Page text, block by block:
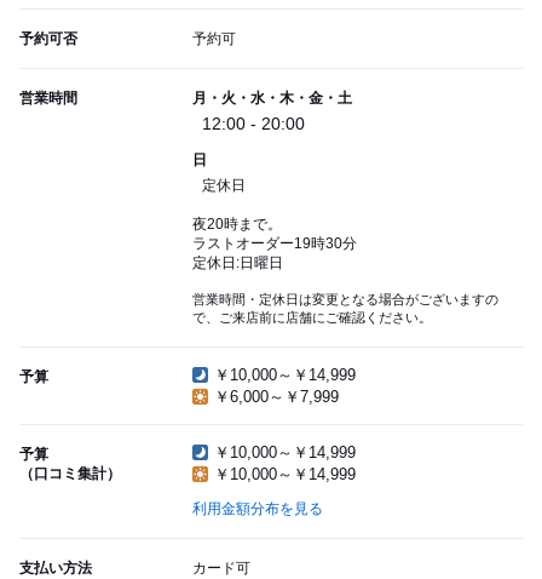
予約可否 予約可
営業時間 月・火・水・木・金・土
12:00 - 20:00
日
定休日
夜20時まで。
ラストオーダー19時30分
定休日:日曜日
営業時間・定休日は変更となる場合がございますの
で、ご来店前に店舗にご確認ください。
予算
￥10,000～￥14,999
￥6,000～￥7,999
予算
（口コミ集計）
￥10,000～￥14,999
￥10,000～￥14,999
利用金額分布を見る
支払い方法
カード可